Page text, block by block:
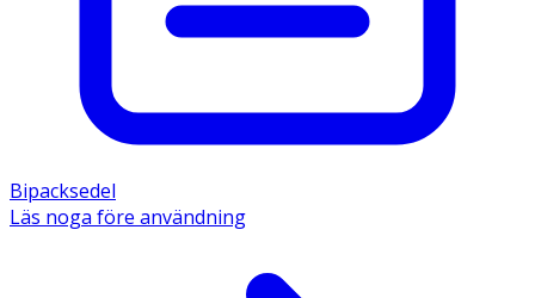
Bipacksedel
Läs noga före användning